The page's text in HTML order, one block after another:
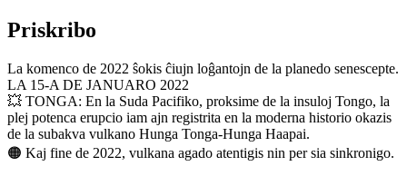
Priskribo
La komenco de 2022 ŝokis ĉiujn loĝantojn de la planedo senescepte.
LA 15-A DE JANUARO 2022
💥 TONGA: En la Suda Pacifiko, proksime de la insuloj Tongo, la
plej potenca erupcio iam ajn registrita en la moderna historio okazis
de la subakva vulkano Hunga Tonga-Hunga Haapai.
🟠 Kaj fine de 2022, vulkana agado atentigis nin per sia sinkronigo.